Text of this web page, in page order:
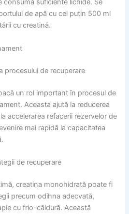
consumă suficiente lichide. Se
de apă cu cel puțin 500 ml
cu creatină.
procesului de recuperare
un rol important în procesul de
Aceasta ajută la reducerea
accelerarea refacerii rezervelor de
mai rapidă la capacitatea
de recuperare
creatina monohidrată poate fi
precum odihna adecvată,
cu frio-căldură. Această